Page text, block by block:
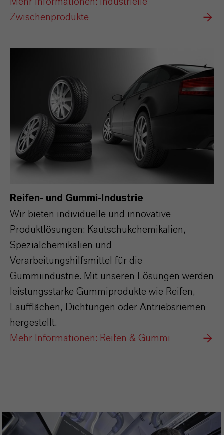
Zwischenprodukte
Reifen- und Gummi-Industrie
Wir bieten individuelle und innovative
Produktlösungen: Kautschukchemikalien,
Spezialchemikalien und
Verarbeitungshilfsmittel für die
Gummiindustrie. Mit unseren Lösungen werden
leistungsstarke Gummiprodukte wie Reifen,
Laufflächen, Dichtungen oder Antriebsriemen
hergestellt.
Mehr Informationen: Reifen & Gummi